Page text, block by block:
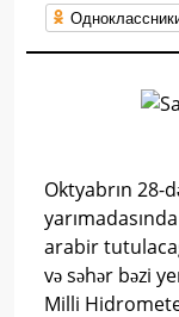
Oktyabrın 28-
arabir
və səhər bəzi
Milli